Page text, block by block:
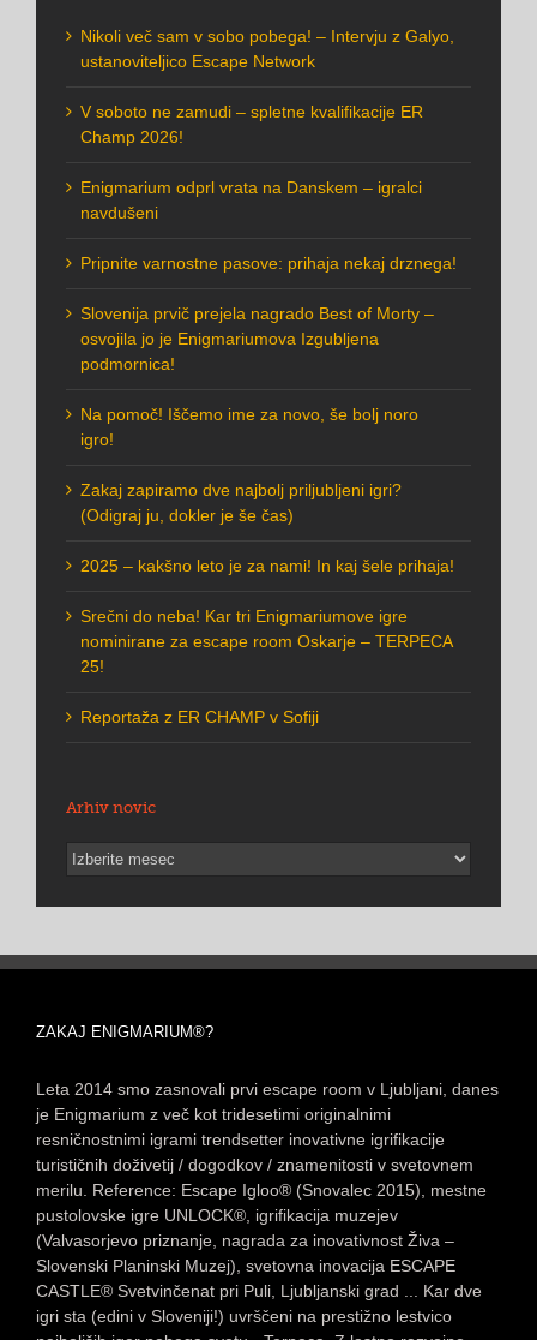
Nikoli več sam v sobo pobega! – Intervju z Galyo,
ustanoviteljico Escape Network
V soboto ne zamudi – spletne kvalifikacije ER
Champ 2026!
Enigmarium odprl vrata na Danskem – igralci
navdušeni
Pripnite varnostne pasove: prihaja nekaj drznega!
Slovenija prvič prejela nagrado Best of Morty –
osvojila jo je Enigmariumova Izgubljena
podmornica!
Na pomoč! Iščemo ime za novo, še bolj noro
igro!
Zakaj zapiramo dve najbolj priljubljeni igri?
(Odigraj ju, dokler je še čas)
2025 – kakšno leto je za nami! In kaj šele prihaja!
Srečni do neba! Kar tri Enigmariumove igre
nominirane za escape room Oskarje – TERPECA
25!
Reportaža z ER CHAMP v Sofiji
Arhiv novic
Arhiv
novic
ZAKAJ ENIGMARIUM®?
Leta 2014 smo zasnovali prvi escape room v Ljubljani, danes
je Enigmarium z več kot tridesetimi originalnimi
resničnostnimi igrami trendsetter inovativne igrifikacije
turističnih doživetij / dogodkov / znamenitosti v svetovnem
merilu. Reference: Escape Igloo® (Snovalec 2015), mestne
pustolovske igre UNLOCK®, igrifikacija muzejev
(Valvasorjevo priznanje, nagrada za inovativnost Živa –
Slovenski Planinski Muzej), svetovna inovacija ESCAPE
CASTLE® Svetvinčenat pri Puli, Ljubljanski grad ... Kar dve
igri sta (edini v Sloveniji!) uvrščeni na prestižno lestvico